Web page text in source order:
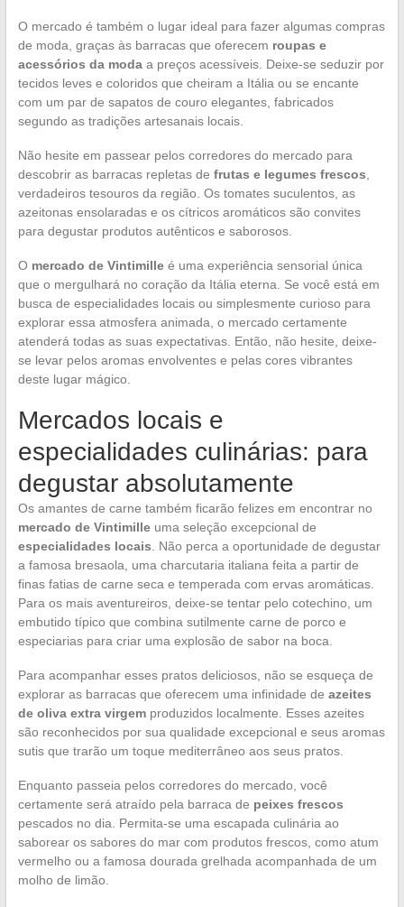
O mercado é também o lugar ideal para fazer algumas compras
de moda, graças às barracas que oferecem roupas e
acessórios da modaa preços acessíveis. Deixe-se seduzir por
tecidos leves e coloridos que cheiram a Itália ou se encante
com um par de sapatos de couro elegantes, fabricados
segundo as tradições artesanais locais.
Não hesite em passear pelos corredores do mercado para
descobrir as barracas repletas de frutas e legumes frescos
verdadeiros tesouros da região. Os tomates suculentos, as
azeitonas ensolaradas e os cítricos aromáticos são convites
para degustar produtos autênticos e saborosos.
O mercado de Vintimilleé uma experiência sensorial única
que o mergulhará no coração da Itália eterna. Se você está em
busca de especialidades locais ou simplesmente curioso para
explorar essa atmosfera animada, o mercado certamente
atenderá todas as suas expectativas. Então, não hesite, deixe-
se levar pelos aromas envolventes e pelas cores vibrantes
deste lugar mágico.
Mercados locais e
especialidades culinárias: para
degustar absolutamente
Os amantes de carne também ficarão felizes em encontrar no
mercado de Vintimilleuma seleção excepcional de
especialidades locais . Não perca a oportunidade de degustar
a famosa bresaola, uma charcutaria italiana feita a partir de
finas fatias de carne seca e temperada com ervas aromáticas.
Para os mais aventureiros, deixe-se tentar pelo cotechino, um
embutido típico que combina sutilmente carne de porco e
especiarias para criar uma explosão de sabor na boca.
Para acompanhar esses pratos deliciosos, não se esqueça de
explorar as barracas que oferecem uma infinidade de azeites
de oliva extra virgemproduzidos localmente. Esses azeites
são reconhecidos por sua qualidade excepcional e seus aromas
sutis que trarão um toque mediterrâneo aos seus pratos.
Enquanto passeia pelos corredores do mercado, você
certamente será atraído pela barraca de peixes frescos
pescados no dia. Permita-se uma escapada culinária ao
saborear os sabores do mar com produtos frescos, como atum
vermelho ou a famosa dourada grelhada acompanhada de um
molho de limão.